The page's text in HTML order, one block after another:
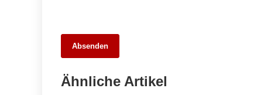
Absenden
Ähnliche Artikel
Turbulente Ereignisse in Ludwigsburg:
Von schweren Unfällen bis zu dreistem